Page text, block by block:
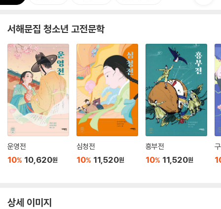
서해문집 청소년 고전문학
운영전
10% 10,620원
심청전
10% 11,520원
흥부전
10% 11,520원
상세 이미지